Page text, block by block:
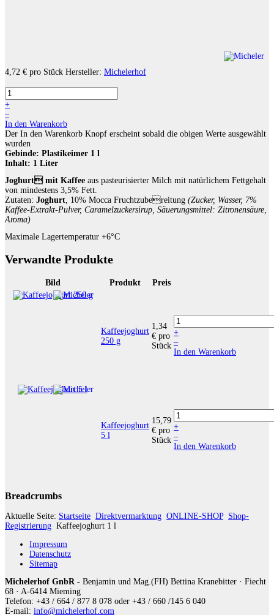
4,72 € pro Stück Hersteller: Michelerhof
+
–
In den Warenkorb
Der In den Warenkorb Knopf erscheint sobald die obigen Werte ausgewählt
wurden
Gebinde: Plastikeimer 1 l
Inhalt: 1 Liter
Joghurt mit Kaffee aus pasteurisierter Milch mit natürlichem Fettgehalt
von mindestens 3,5% Fett.
Zutaten: Joghurt , 10% Mocca Fruchtzubereitung (Zucker, Wasser, 7%
Kaffee-Extrakt-Pulver, Caramelzuckersirup, Säuerungsmittel: Zitronensäure,
Aroma)
Maximale Lagertemperatur +6°C
Verwandte Produkte
Bild Produkt Preis
Kaffeejoghurt
250 g
1,34
€ pro
Stück
+
–
In den Warenkorb
Kaffeejoghurt
5 l
15,79
€ pro
Stück
+
–
In den Warenkorb
Breadcrumbs
Aktuelle Seite: Startseite Direktvermarktung ONLINE-SHOP Shop-
Registrierung Kaffeejoghurt 1 l
Impressum
Datenschutz
Sitemap
Michelerhof GnbR - Benjamin und Mag.(FH) Bettina Kranebitter · Fiecht
68 · A-6414 Mieming
Telefon: +43 / 664 / 877 8 078 oder +43 / 660 /145 6 040
E-mail: info@michelerhof.com